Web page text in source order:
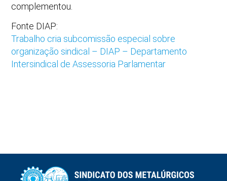
complementou.
Fonte DIAP:
Trabalho cria subcomissão especial sobre
organização sindical – DIAP – Departamento
Intersindical de Assessoria Parlamentar